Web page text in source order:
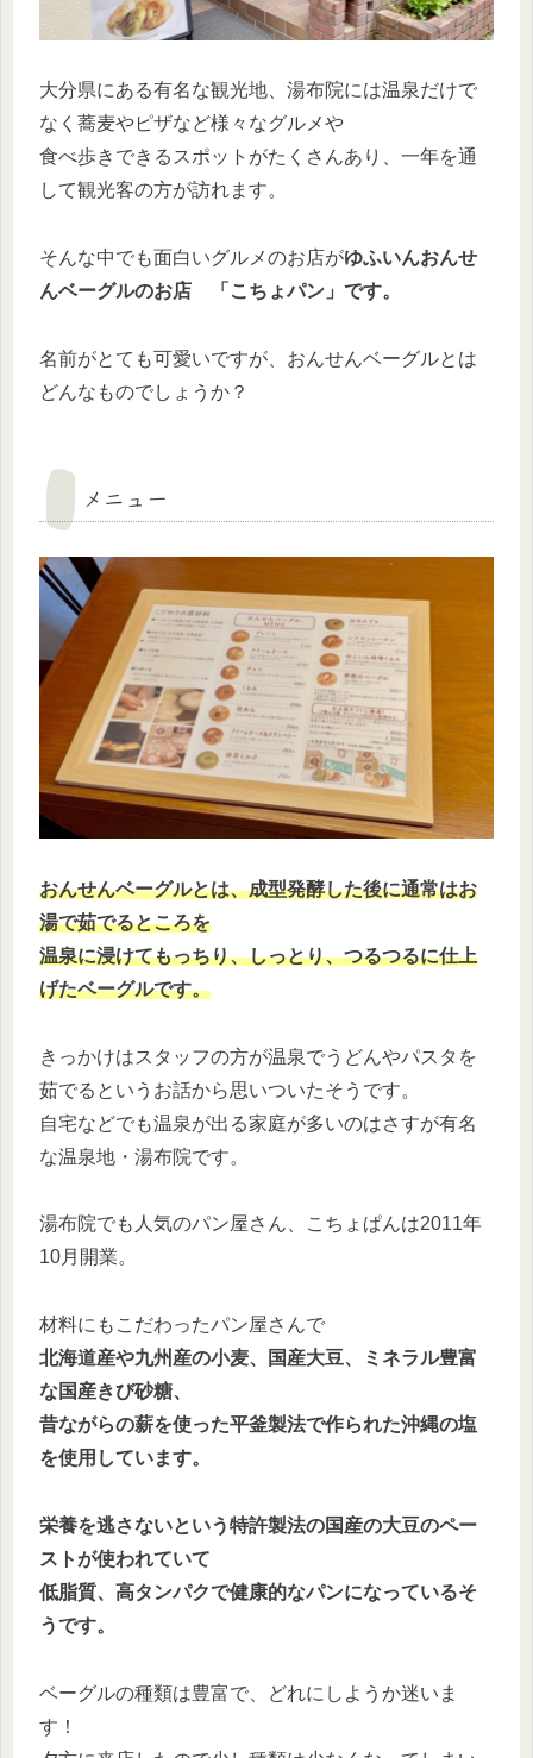
大分県にある有名な観光地、湯布院には温泉だけで
なく蕎麦やピザなど様々なグルメや
食べ歩きできるスポットがたくさんあり、一年を通
して観光客の方が訪れます。
そんな中でも面白いグルメのお店がゆふいんおんせ
んベーグルのお店 「こちょパン」です。
名前がとても可愛いですが、おんせんベーグルとは
どんなものでしょうか？
メニュー
おんせんベーグルとは、成型発酵した後に通常はお
湯で茹でるところを
温泉に浸けてもっちり、しっとり、つるつるに仕上
げたベーグルです。
きっかけはスタッフの方が温泉でうどんやパスタを
茹でるというお話から思いついたそうです。
自宅などでも温泉が出る家庭が多いのはさすが有名
な温泉地・湯布院です。
湯布院でも人気のパン屋さん、こちょぱんは2011年
10月開業。
材料にもこだわったパン屋さんで
北海道産や九州産の小麦、国産大豆、ミネラル豊富
な国産きび砂糖、
昔ながらの薪を使った平釜製法で作られた沖縄の塩
を使用しています。
栄養を逃さないという特許製法の国産の大豆のペー
ストが使われていて
低脂質、高タンパクで健康的なパンになっているそ
うです。
ベーグルの種類は豊富で、どれにしようか迷いま
す！